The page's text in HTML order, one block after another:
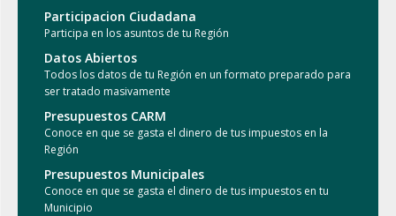
Participacion Ciudadana
Participa en los asuntos de tu Región
Datos Abiertos
Todos los datos de tu Región en un formato preparado para
ser tratado masivamente
Presupuestos CARM
Conoce en que se gasta el dinero de tus impuestos en la
Región
Presupuestos Municipales
Conoce en que se gasta el dinero de tus impuestos en tu
Municipio